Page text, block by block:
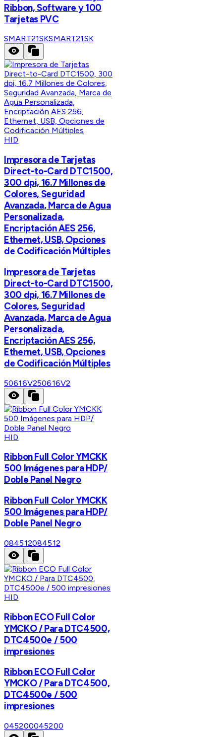
Ribbon, Software y 100
Tarjetas PVC
SMART21SKSMART21SK
HID
Impresora de Tarjetas
Direct-to-Card DTC1500,
300 dpi, 16.7 Millones de
Colores, Seguridad
Avanzada, Marca de Agua
Personalizada,
Encriptación AES 256,
Ethernet, USB, Opciones
de Codificación Múltiples
Impresora de Tarjetas
Direct-to-Card DTC1500,
300 dpi, 16.7 Millones de
Colores, Seguridad
Avanzada, Marca de Agua
Personalizada,
Encriptación AES 256,
Ethernet, USB, Opciones
de Codificación Múltiples
50616V250616V2
HID
Ribbon Full Color YMCKK
500 Imágenes para HDP/
Doble Panel Negro
Ribbon Full Color YMCKK
500 Imágenes para HDP/
Doble Panel Negro
084512084512
HID
Ribbon ECO Full Color
YMCKO / Para DTC4500,
DTC4500e / 500
impresiones
Ribbon ECO Full Color
YMCKO / Para DTC4500,
DTC4500e / 500
impresiones
045200045200